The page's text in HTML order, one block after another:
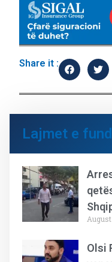
Share it :
Lajmet e
Olsi